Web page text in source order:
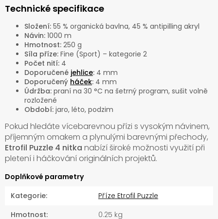
Technické specifikace
Složení: 55 % organická bavlna, 45 % antipilling akryl
Návin: 1000 m
Hmotnost: 250 g
Síla příze: Fine (Sport) – kategorie 2
Počet nití: 4
Doporučené jehlice: 4 mm
Doporučený háček: 4 mm
Údržba: praní na 30 °C na šetrný program, sušit volně
rozložené
Období: jaro, léto, podzim
Pokud hledáte vícebarevnou přízi s vysokým návinem,
příjemným omakem a plynulými barevnými přechody,
Etrofil Puzzle 4 nitka nabízí široké možnosti využití při
pletení i háčkování originálních projektů.
Doplňkové parametry
Kategorie:
Příze Etrofil Puzzle
Hmotnost:
0.25 kg